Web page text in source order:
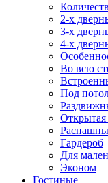
2-х
3-х
4-х
Во всю
Под
Открытая
Гардероб
Для
Эконом
Гостиные